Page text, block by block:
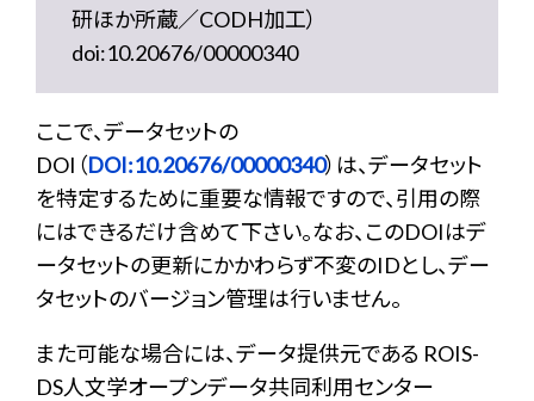
研ほか所蔵／CODH加工）
doi:10.20676/00000340
ここで、データセットの
DOI（DOI:10.20676/00000340）は、データセット
を特定するために重要な情報ですので、引用の際
にはできるだけ含めて下さい。なお、このDOIはデ
ータセットの更新にかかわらず不変のIDとし、デー
タセットのバージョン管理は行いません。
また可能な場合には、データ提供元である ROIS-
DS人文学オープンデータ共同利用センター